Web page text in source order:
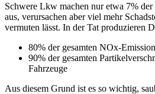
Schwere Lkw machen nur etwa 7% der
aus, verursachen aber viel mehr
vermuten lässt. In der Tat produzieren
80% der gesamten NOx-
90% der gesamten
Fahrzeuge
Aus diesem Grund ist es so wichtig,